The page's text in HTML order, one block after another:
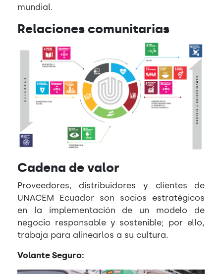
mundial.
Relaciones comunitarias
Cadena de valor
Proveedores, distribuidores y clientes de
UNACEM Ecuador son socios estratégicos
en la implementación de un modelo de
negocio responsable y sostenible; por ello,
trabaja para alinearlos a su cultura.
Volante Seguro: